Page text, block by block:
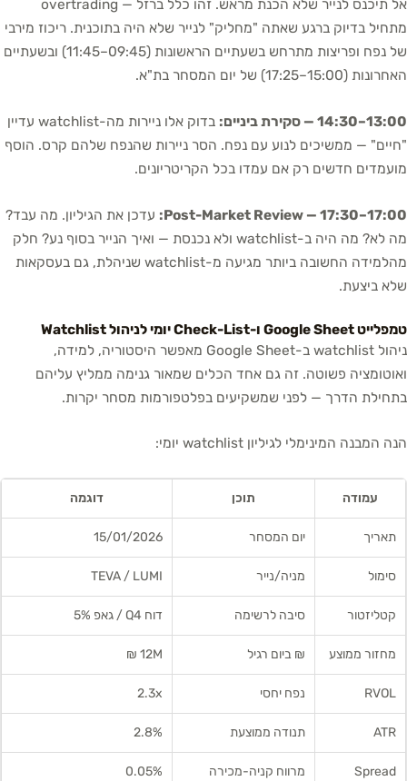
אל תיכנס לנייר שלא הכנת מראש. זהו כלל ברזל — overtrading
מתחיל בדיוק ברגע שאתה "מחליק" לנייר שלא היה בתוכנית. ריכוז מירבי
של נפח ופריצות מתרחש בשעתיים הראשונות (09:45–11:45) ובשעתיים
האחרונות (15:00–17:25) של יום המסחר בת"א.
13:00–14:30 — סקירת ביניים:
בדוק אלו ניירות מה-watchlist עדיין
"חיים" — ממשיכים לנוע עם נפח. הסר ניירות שהנפח שלהם קרס. הוסף
מועמדים חדשים רק אם עמדו בכל הקריטריונים.
17:00–17:30 — Post-Market Review:
עדכן את הגיליון. מה עבד?
מה לא? מה היה ב-watchlist ולא נכנסת — ואיך הנייר בסוף נע? חלק
מהלמידה החשובה ביותר מגיעה מ-watchlist שניהלת, גם בעסקאות
שלא ביצעת.
טמפלייט Google Sheet ו-Check-List יומי לניהול Watchlist
ניהול watchlist ב-Google Sheet מאפשר היסטוריה, למידה,
ואוטומציה פשוטה. זה גם אחד הכלים שמאור גנימה ממליץ עליהם
בתחילת הדרך — לפני שמשקיעים בפלטפורמות מסחר יקרות.
הנה המבנה המינימלי לגיליון watchlist יומי:
עמודה תוכן דוגמה
תאריך יום המסחר 15/01/2026
סימול מניה/נייר TEVA / LUMI
קטליזטור סיבה לרשימה דוח Q4 / גאפ 5%
מחזור ממוצע ₪ ביום רגיל 12M ₪
RVOL נפח יחסי 2.3x
ATR תנודה ממוצעת 2.8%
Spread מרווח קניה-מכירה 0.05%